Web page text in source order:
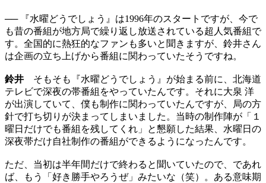
── 『水曜どうでしょう』は1996年のスタートですが、今で
も昔の番組が地方局で繰り返し放送されている超人気番組で
す。全国的に熱狂的なファンも多いと聞きますが、鈴井さん
は企画の立ち上げから番組に関わっていたそうですね。
鈴井 そもそも『水曜どうでしょう』が始まる前に、北海道
テレビで深夜の帯番組をやっていたんです。それに大泉 洋
が出演していて、僕も制作に関わっていたんですが、局の方
針で打ち切りが決まってしまいました。当時の制作陣が「１
曜日だけでも番組を残してくれ」と懇願した結果、水曜日の
深夜帯だけ自社制作の番組ができるようになったんです。
ただ、当初は半年間だけで終わると聞いていたので、であれ
ば、もう「好き勝手やろうぜ」みたいな（笑）。ある意味期